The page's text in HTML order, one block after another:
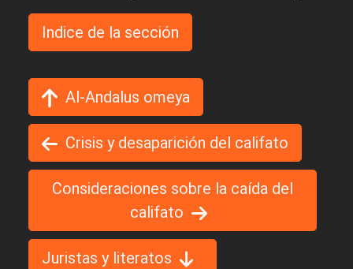
Indice de la sección
Al-Andalus omeya
Crisis y desaparición del califato
Consideraciones sobre la caída del
califato
Juristas y literatos